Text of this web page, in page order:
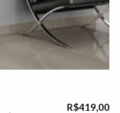
R$419,00